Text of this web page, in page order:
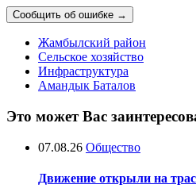
Сообщить об ошибке →
Жамбылский район
Сельское хозяйство
Инфраструктура
Амандык Баталов
Это может Вас
07.08.26 Общество
Движение открыли на